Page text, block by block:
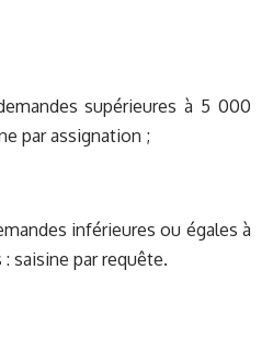
supérieures à 5 000
par assignation ;
inférieures ou égales à
saisine par requête.